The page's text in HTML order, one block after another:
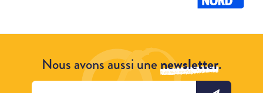
Nous avons aussi unenewsletter.